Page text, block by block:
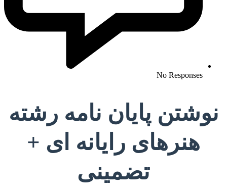
No Responses
نوشتن پایان نامه رشته
هنرهای رایانه ای +
تضمینی